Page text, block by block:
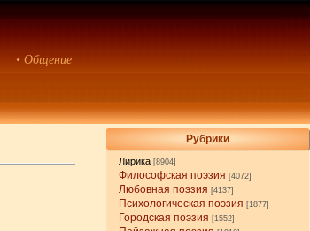
• Общение
Рубрики
Лирика [8904]
Философская поэзия [4072]
Любовная поэзия [4137]
Психологическая поэзия [1877]
Городская поэзия [1552]